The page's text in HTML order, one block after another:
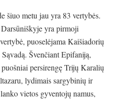
šiuo metu jau yra 83 vertybės.
yra pirmoji
puoselėjama Kaišiadorių
Švenčiant Epifaniją,
persirengę Trijų Karalių
lydimais sargybinių ir
vietos gyventojų namus,